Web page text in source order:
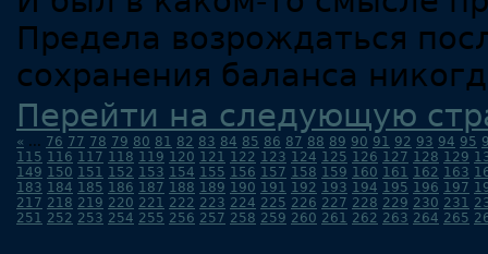
Предела возрождаться
сохранения баланса
Перейти на следующую
« ... 76 77 78 79 80 81 82 83 84 85 86 87 88 89 90 91 92 93 94 95
115 116 117 118 119 120 121 122 123 124 125 126 127 128 129
149 150 151 152 153 154 155 156 157 158 159 160 161 162 163
183 184 185 186 187 188 189 190 191 192 193 194 195 196 197
217 218 219 220 221 222 223 224 225 226 227 228 229 230 231
251 252 253 254 255 256 257 258 259 260 261 262 263 264 265